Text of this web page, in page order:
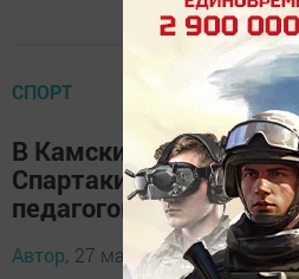
СПОРТ
В Камских Полянах
Спартакиада по
педагогов
Автор, 27 марта 2017 - 10:08